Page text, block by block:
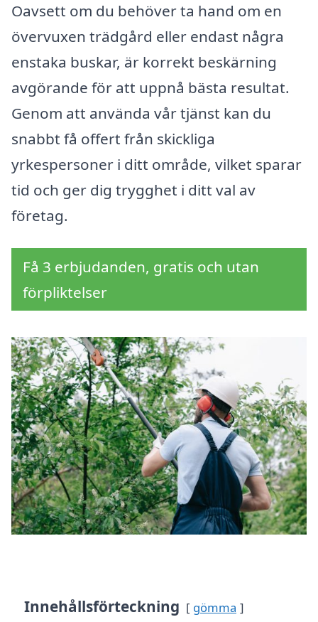
Oavsett om du behöver ta hand om en
övervuxen trädgård eller endast några
enstaka buskar, är korrekt beskärning
avgörande för att uppnå bästa resultat.
Genom att använda vår tjänst kan du
snabbt få offert från skickliga
yrkespersoner i ditt område, vilket sparar
tid och ger dig trygghet i ditt val av
företag.
Få 3 erbjudanden, gratis och utan
förpliktelser
Innehållsförteckning gömma